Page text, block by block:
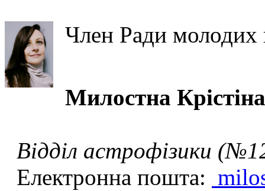
Член Ради
Милостна
Відділ астрофізики
Електронна пошта: